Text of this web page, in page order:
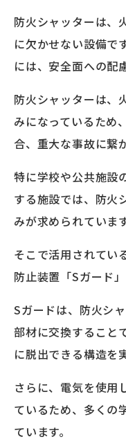
防火シャッターは、
に欠かせない設備で
には、安全面への配
防火シャッターは、
みになっているため
合、重大な事故に繋
特に学校や公共施設
する施設では、防火
みが求められていま
そこで活用されてい
防止装置「Sガード」
Sガードは、防火シ
部材に交換すること
に脱出できる構造を
さらに、電気を使用
ているため、多くの
ています。